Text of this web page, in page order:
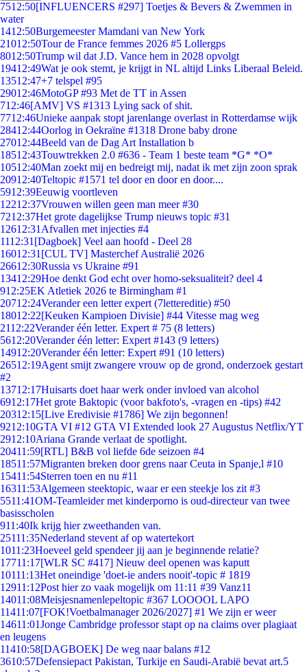
7512:50[INFLUENCERS #297] Toetjes & Bevers & Zwemmen in
water
1412:50Burgemeester Mamdani van New York
21012:50Tour de France femmes 2026 #5 Lollergps
8012:50Trump wil dat J.D. Vance hem in 2028 opvolgt
19412:49Wat je ook stemt, je krijgt in NL altijd Links Liberaal Beleid.
13512:47+7 telspel #95
29012:46MotoGP #93 Met de TT in Assen
712:46[AMV] VS #1313 Lying sack of shit.
7712:46Unieke aanpak stopt jarenlange overlast in Rotterdamse wijk
28412:44Oorlog in Oekraïne #1318 Drone baby drone
27012:44Beeld van de Dag Art Installation b
18512:43Touwtrekken 2.0 #636 - Team 1 beste team *G* *O*
10512:40Man zoekt mij en bedreigt mij, nadat ik met zijn zoon sprak
20912:40Teltopic #1571 tel door en door en door....
5912:39Eeuwig voortleven
12212:37Vrouwen willen geen man meer #30
7212:37Het grote dagelijkse Trump nieuws topic #31
12612:31 Afvallen met injecties #4
1112:31 [Dagboek] Veel aan hoofd - Deel 28
16012:31 [CUL TV] Masterchef Australië 2026
26612:30Russia vs Ukraine #91
13412:29Hoe denkt God echt over homo-seksualiteit? deel 4
912:25EK Atletiek 2026 te Birmingham #1
20712:24Verander een letter expert (7lettereditie) #50
18012:22[Keuken Kampioen Divisie] #44 Vitesse mag weg
2112:22Verander één letter. Expert # 75 (8 letters)
5612:20Verander één letter: Expert #143 (9 letters)
14912:20Verander één letter: Expert #91 (10 letters)
26512:19Agent smijt zwangere vrouw op de grond, onderzoek gestart
#2
13712:17Huisarts doet haar werk onder invloed van alcohol
6912:17Het grote Baktopic (voor bakfoto's, -vragen en -tips) #42
20312:15[Live Eredivisie #1786] We zijn begonnen!
9212:10GTA VI #12 GTA VI Extended look 27 Augustus Netflix/YT
2912:10Ariana Grande verlaat de spotlight.
20411:59[RTL] B&B vol liefde 6de seizoen #4
18511:57Migranten breken door grens naar Ceuta in Spanje,l #10
15411:54Sterren toen en nu #11
16311:53Algemeen steektopic, waar er een steekje los zit #3
5511:41OM-Teamleider met kinderporno is oud-directeur van twee
basisscholen
911:40Ik krijg hier zweethanden van.
25111:35Nederland stevent af op watertekort
1011:23Hoeveel geld spendeer jij aan je beginnende relatie?
17711:17[WLR SC #417] Nieuw deel openen was kaputt
10111:13Het oneindige 'doet-ie anders nooit'-topic # 1819
12911:12Post hier zo vaak mogelijk om 11:11 #39 Vanz11
14011:08Meisjesnamenlepeltopic #367 LOOOOL LAPO
11411:07[FOK!Voetbalmanager 2026/2027] #1 We zijn er weer
14611:01Jonge Cambridge professor stapt op na claims over plagiaat
en leugens
11410:58[DAGBOEK] De weg naar balans #12
3610:57Defensiepact Pakistan, Turkije en Saudi-Arabië bevat art.5